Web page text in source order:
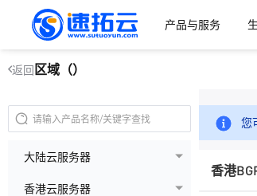
产品与服务
返回 区域（）
大陆云服务器
香港云服务器
您
香港